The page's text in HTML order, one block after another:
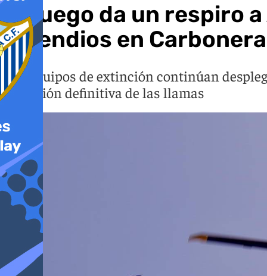
El fuego da un respiro
incendios en
Los equipos de extinción continúan
extinción definitiva de las llamas